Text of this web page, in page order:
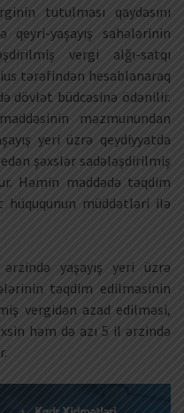
tutulması qaydasını
qeyri-yaşayış sahələrinin
vergi alğı-satqı
tərəfindən hesablanaraq
dövlət büdcəsinə ödənilir.
məzmunundan
yeri üzrə qeydiyyatda
şəxslər sadələşdirilmiş
Həmin maddədə təqdim
hüququnun müddətləri ilə
yaşayış yeri üzrə
təqdim edilməsinin
vergidən azad edilməsi,
həm də azı 5 il ərzində